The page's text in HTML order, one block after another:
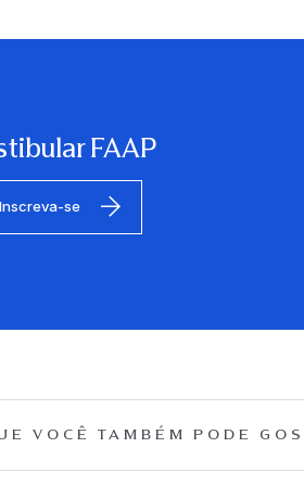
FAAP
Inscreva-se
VOCÊ TAMBÉM PODE